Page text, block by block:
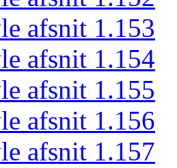
afsnit 1.153
afsnit 1.154
afsnit 1.155
afsnit 1.156
afsnit 1.157